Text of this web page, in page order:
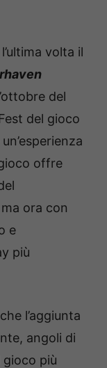
volta il
del
del gioco
offre
ora con
e
più
l’aggiunta
angoli di
più